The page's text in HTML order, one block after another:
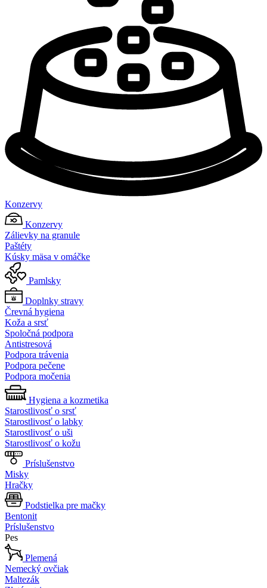
Konzervy
Konzervy
Zálievky na granule
Paštéty
Kúsky mäsa v omáčke
Pamlsky
Doplnky stravy
Črevná hygiena
Koža a srsť
Spoločná podpora
Antistresová
Podpora trávenia
Podpora pečene
Podpora močenia
Hygiena a kozmetika
Starostlivosť o srsť
Starostlivosť o labky
Starostlivosť o uši
Starostlivosť o kožu
Príslušenstvo
Misky
Hračky
Podstielka pre mačky
Bentonit
Príslušenstvo
Pes
Plemená
Nemecký ovčiak
Maltezák